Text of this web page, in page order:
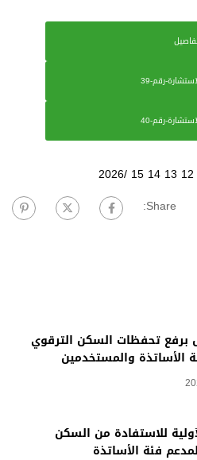
رقم-39
رقم-40
Share:
برفع تحفظات السكن الترقوي
الأساتذة والمستخدمين
للاستفادة من السكن
فئة الأساتذة